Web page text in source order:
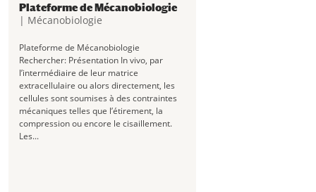
Plateforme de Mécanobiologie
| Mécanobiologie
Plateforme de Mécanobiologie
Rechercher: Présentation In vivo, par
l’intermédiaire de leur matrice
extracellulaire ou alors directement, les
cellules sont soumises à des contraintes
mécaniques telles que l’étirement, la
compression ou encore le cisaillement.
Les...